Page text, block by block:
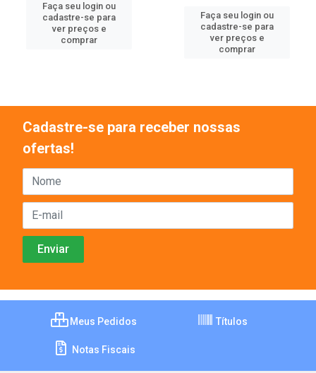
Faça seu login ou
cadastre-se para
ver preços e
comprar
Faça seu login ou
cadastre-se para
ver preços e
comprar
Cadastre-se para receber nossas
ofertas!
Meus Pedidos Títulos
Notas Fiscais